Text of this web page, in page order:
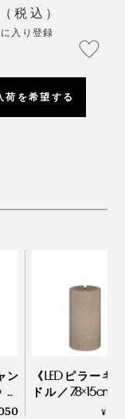
えり」と言われ
い気持ちになれ
、自然に心を切
が、一度この心地
の場所での使用
わった場合は、
から外してくだ
故障の原因にな
60％程度充電し
税込）
入り登録
荷を希望する
ン
ボ
、
《LEDピラーキ
ドル／7.8×15cm
ディは本物のロ
¥